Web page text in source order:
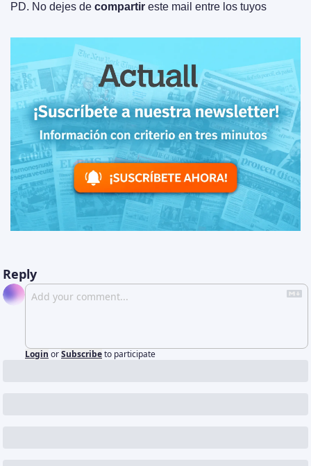
PD. No dejes de compartir este mail entre los tuyos
Reply
Login orSubscribeto participate